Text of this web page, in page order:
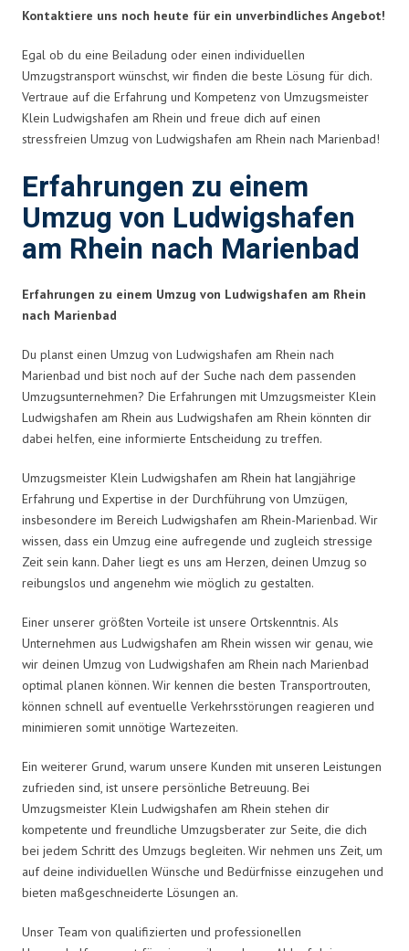
Kontaktiere uns noch heute für ein unverbindliches Angebot!
Egal ob du eine Beiladung oder einen individuellen
Umzugstransport wünschst, wir finden die beste Lösung für dich.
Vertraue auf die Erfahrung und Kompetenz von Umzugsmeister
Klein Ludwigshafen am Rhein und freue dich auf einen
stressfreien Umzug von Ludwigshafen am Rhein nach Marienbad!
Erfahrungen zu einem
Umzug von Ludwigshafen
am Rhein nach Marienbad
Erfahrungen zu einem Umzug von Ludwigshafen am Rhein
nach Marienbad
Du planst einen Umzug von Ludwigshafen am Rhein nach
Marienbad und bist noch auf der Suche nach dem passenden
Umzugsunternehmen? Die Erfahrungen mit Umzugsmeister Klein
Ludwigshafen am Rhein aus Ludwigshafen am Rhein könnten dir
dabei helfen, eine informierte Entscheidung zu treffen.
Umzugsmeister Klein Ludwigshafen am Rhein hat langjährige
Erfahrung und Expertise in der Durchführung von Umzügen,
insbesondere im Bereich Ludwigshafen am Rhein-Marienbad. Wir
wissen, dass ein Umzug eine aufregende und zugleich stressige
Zeit sein kann. Daher liegt es uns am Herzen, deinen Umzug so
reibungslos und angenehm wie möglich zu gestalten.
Einer unserer größten Vorteile ist unsere Ortskenntnis. Als
Unternehmen aus Ludwigshafen am Rhein wissen wir genau, wie
wir deinen Umzug von Ludwigshafen am Rhein nach Marienbad
optimal planen können. Wir kennen die besten Transportrouten,
können schnell auf eventuelle Verkehrsstörungen reagieren und
minimieren somit unnötige Wartezeiten.
Ein weiterer Grund, warum unsere Kunden mit unseren Leistungen
zufrieden sind, ist unsere persönliche Betreuung. Bei
Umzugsmeister Klein Ludwigshafen am Rhein stehen dir
kompetente und freundliche Umzugsberater zur Seite, die dich
bei jedem Schritt des Umzugs begleiten. Wir nehmen uns Zeit, um
auf deine individuellen Wünsche und Bedürfnisse einzugehen und
bieten maßgeschneiderte Lösungen an.
Unser Team von qualifizierten und professionellen